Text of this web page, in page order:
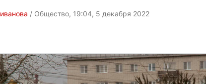
/ Общество, 19:04, 5 декабря 2022